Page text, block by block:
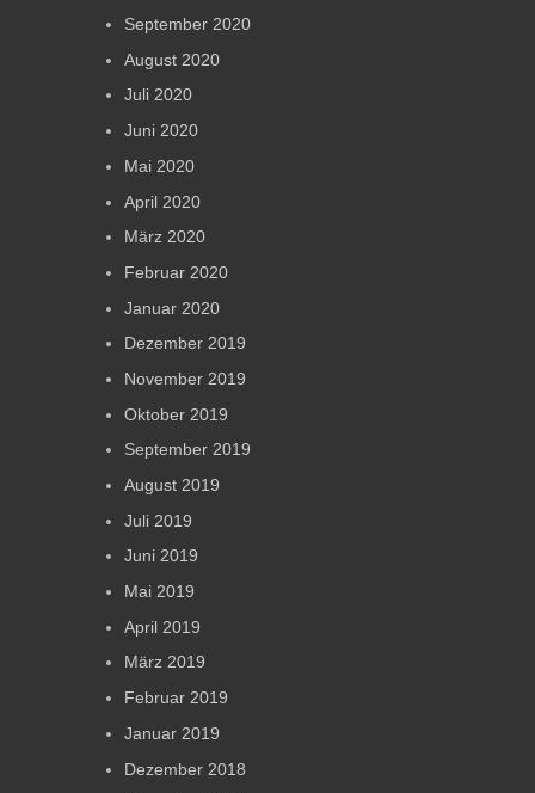
September 2020
August 2020
Juli 2020
Juni 2020
Mai 2020
April 2020
März 2020
Februar 2020
Januar 2020
Dezember 2019
November 2019
Oktober 2019
September 2019
August 2019
Juli 2019
Juni 2019
Mai 2019
April 2019
März 2019
Februar 2019
Januar 2019
Dezember 2018